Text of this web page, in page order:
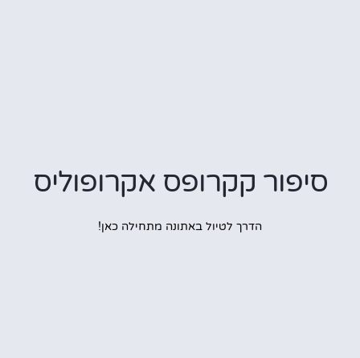
קקרופס אקרופוליס
הדרך לטיול באתונה מתחילה כאן!